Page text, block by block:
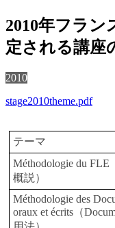
2010年フラ
定される講座
2010
stage2010theme.pdf
テーマ
Méthodologie du
概説）
Méthodologie des
oraux et écrits（